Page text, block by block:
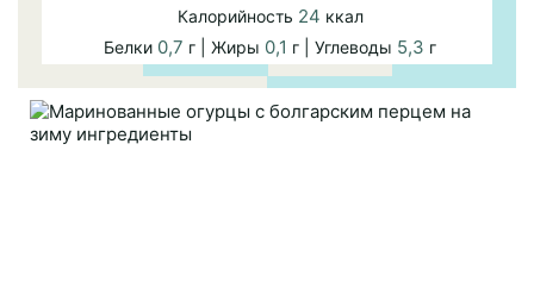
Калорийность 24 ккал
Белки 0,7 г | Жиры 0,1 г | Углеводы 5,3 г